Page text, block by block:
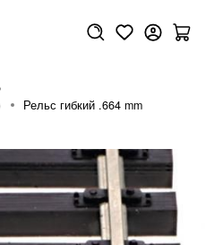
Рельс гибкий .664 mm